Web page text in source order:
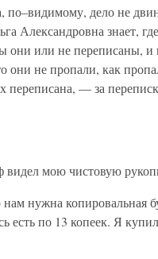
дело не
Александровна знает,
они или не переписаны,
они не пропали, как
переписана, — за
видел мою чистовую
нужна копировальная
есть по 13 копеек. Я